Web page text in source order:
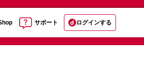
サポート ログインする